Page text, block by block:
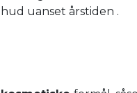
uanset årstiden .